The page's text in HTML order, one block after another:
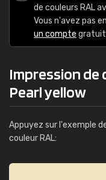
de couleurs RAL
Vous n'avez pas
un compte
Impression de
Pearl yellow
Appuyez sur l'exemple
couleur RAL: